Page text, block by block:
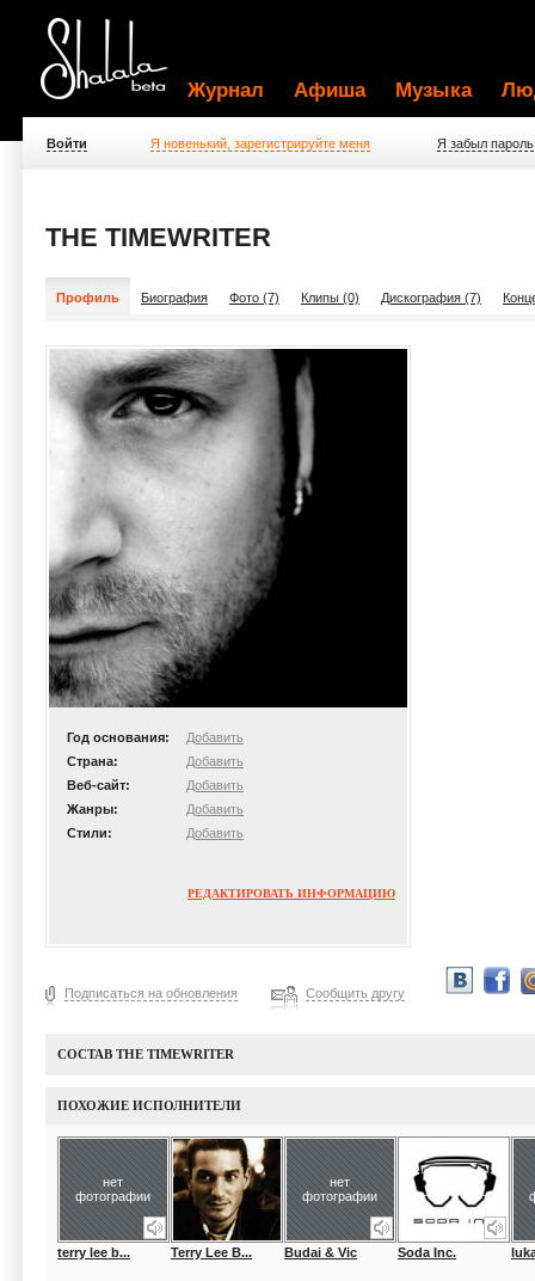
Журнал Афиша Музыка
Войти Я новенький, зарегистрируйте меня Я забыл пароль
THE TIMEWRITER
Профиль Биография Фото (7) Клипы (0) Дискография (7)
Год основания:
Добавить
Страна:
Добавить
Веб-сайт:
Добавить
Жанры:
Добавить
Стили:
Добавить
РЕДАКТИРОВАТЬ ИНФОРМАЦИЮ
Подписаться на обновления Сообщить другу
СОСТАВ THE TIMEWRITER
ПОХОЖИЕ ИСПОЛНИТЕЛИ
нет
фотографии
terry lee b... Terry Lee B...
нет
фотографии
Budai & Vic Soda Inc.